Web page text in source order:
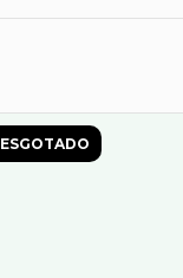
ESGOTADO